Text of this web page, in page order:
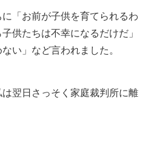
「お前が子供を育てられるわ
供たちは不幸になるだけだ」
い」など言われました。
翌日さっそく家庭裁判所に離